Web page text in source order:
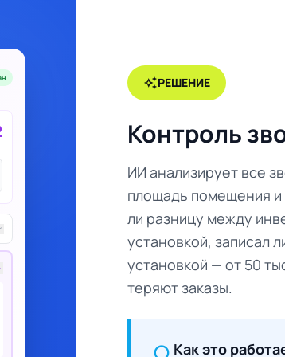
auto_awesomeРЕШЕНИЕ
Контроль
ИИ анализирует все
площадь помещения
ли разницу между
установкой, записал
установкой — от 50
теряют заказы.
Как это